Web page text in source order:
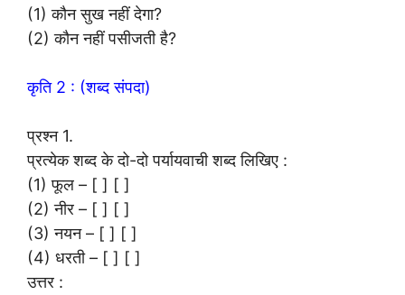
(1) कौन सुख नहीं देगा?
(2) कौन नहीं पसीजती है?
कृति 2 : (शब्द संपदा)
प्रश्न 1.
प्रत्येक शब्द के दो-दो पर्यायवाची शब्द लिखिए :
(1) फूल – [ ] [ ]
(2) नीर – [ ] [ ]
(3) नयन – [ ] [ ]
(4) धरती – [ ] [ ]
उत्तर :